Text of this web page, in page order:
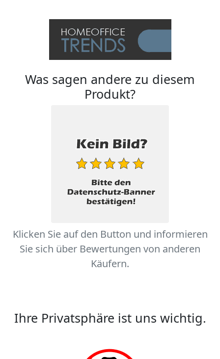
Was sagen andere zu diesem
Produkt?
Klicken Sie auf den Button und informieren
Sie sich über Bewertungen von anderen
Käufern.
Ihre Privatsphäre ist uns wichtig.